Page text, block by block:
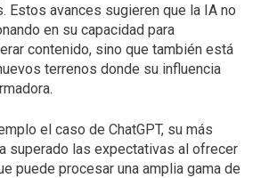
Estos avances sugieren que la IA no
en su capacidad para
contenido, sino que también está
terrenos donde su influencia
el caso de ChatGPT, su más
superado las expectativas al ofrecer
puede procesar una amplia gama de